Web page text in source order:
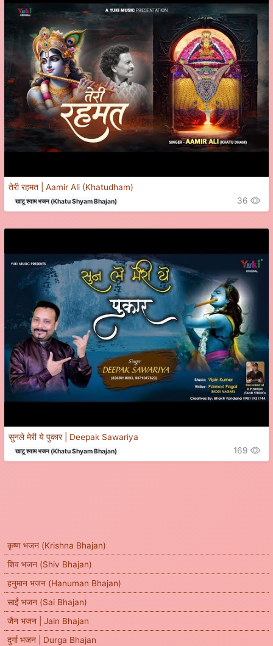
कृष्ण भजन (Krishna Bhajan)
शिव भजन (Shiv Bhajan)
हनुमान भजन (Hanuman Bhajan)
साईं भजन (Sai Bhajan)
जैन भजन | Jain Bhajan
दुर्गा भजन | Durga Bhajan
तेरी रहमत | Aamir Ali (Khatudham)
खाटू श्याम भजन (Khatu Shyam Bhajan) 36
सुनले मेरी ये पुकार | Deepak Sawariya
खाटू श्याम भजन (Khatu Shyam Bhajan) 169